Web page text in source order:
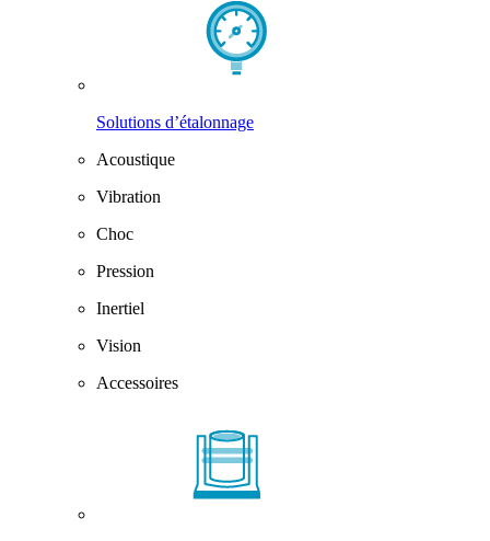
Solutions d’étalonnage
Acoustique
Vibration
Choc
Pression
Inertiel
Vision
Accessoires